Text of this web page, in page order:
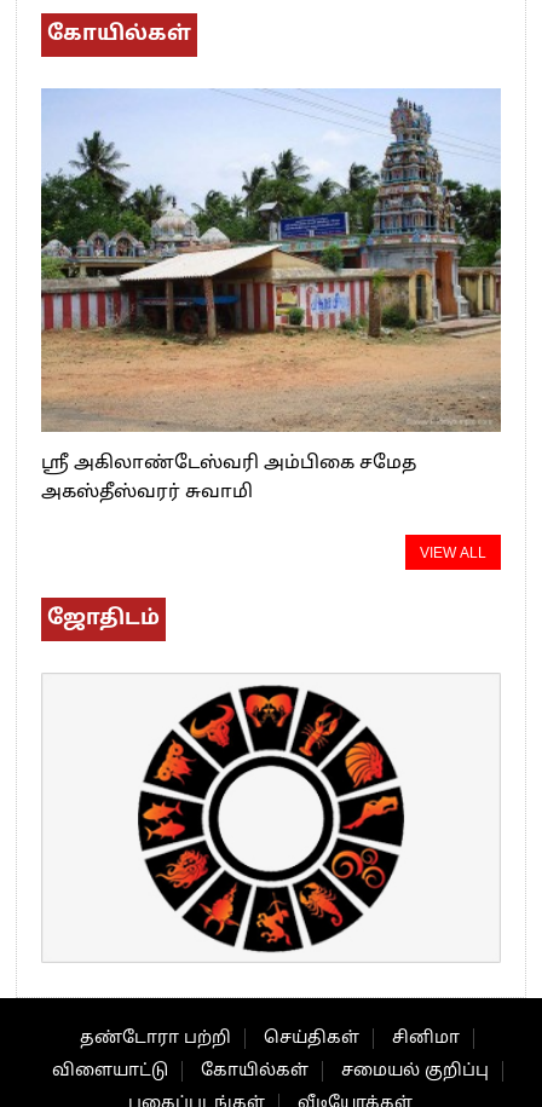
கோயில்கள்
ஸ்ரீ அகிலாண்டேஸ்வரி அம்பிகை சமேத
அகஸ்தீஸ்வரர் சுவாமி
VIEW ALL
ஜோதிடம்
தண்டோரா பற்றி செய்திகள்
சினிமா
விளையாட்டு
கோயில்கள்
சமையல் குறிப்பு